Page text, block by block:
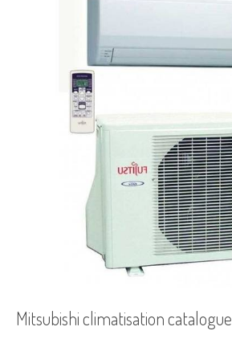
Mitsubishi climatisation catalogue